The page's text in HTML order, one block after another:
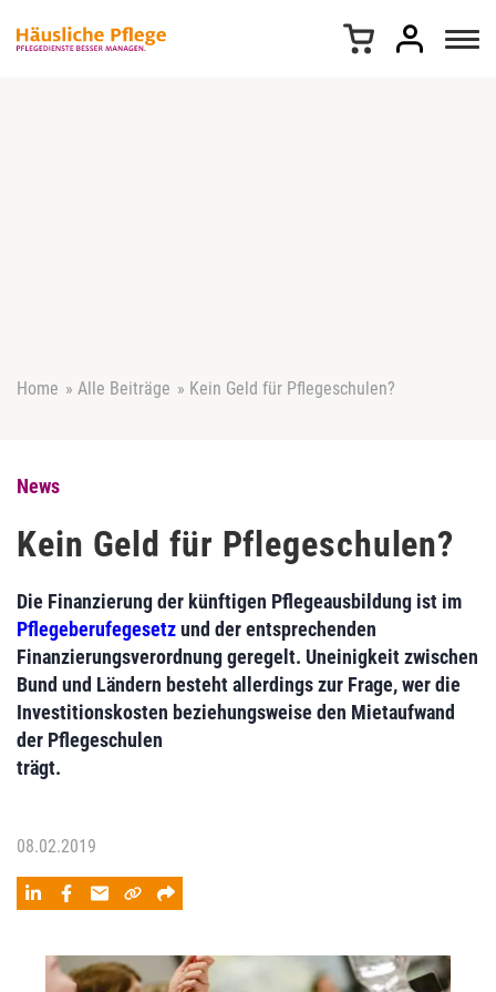
Home » Alle Beiträge » Kein Geld für Pflegeschulen?
News
Kein Geld für Pflegeschulen?
Die Finanzierung der künftigen Pflegeausbildung ist im
Pflegeberufegesetzund der entsprechenden
Finanzierungsverordnung geregelt. Uneinigkeit zwischen
Bund und Ländern besteht allerdings zur Frage, wer die
Investitionskosten beziehungsweise den Mietaufwand
der Pflegeschulen
trägt.
08.02.2019